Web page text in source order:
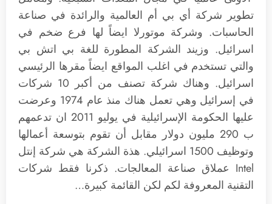
تطوير شركة أي بي أم العالمية والرائدة في صناعة
الحاسبات. وشركة موتورلا ايضاً لها فرع ضخم في
اسرائيل. وزيند الشركة المطورة للغة بي اتش بي
والتي تستخدم في اغلب المواقع ايضاً مقرها الرئيسي
اسرائيل. وهناك شركة تصنف من أكبر 10 شركات
في إسرائيل وهي تعمل هناك منذ عام 1974 وعرضت
عليها الحكومة الإسرائيلية في يوليو 2011 ان تدعمهم
ب 290 مليون دولار مقابل أن تقوم بتوسعة أعمالها
وتوظيف 1500 اسرائيلي. هذة الشركة هي شركة إنتل
Intel عملاق صناعة المعالجات. ذكرنا فقط شركات
التقنية المعروفة لكم لكن القائمة كبيرة…